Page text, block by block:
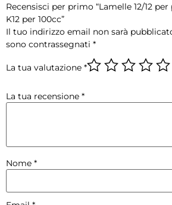
Recensisci per primo “Lamelle 12/12
K12 per 100cc”
Il tuo indirizzo email non sarà
sono contrassegnati *
La tua valutazione *
La tua recensione *
Nome *